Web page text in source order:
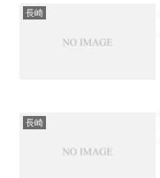
長崎
長崎